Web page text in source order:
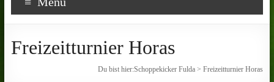
Freizeitturnier Horas
Du bist hier:Schoppekicker Fulda >Freizeitturnier Horas